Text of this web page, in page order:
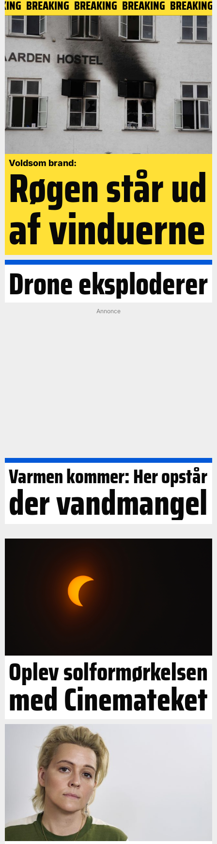
BREAKING BREAKING BREAKING
Voldsom brand:
Røgen står ud
af vinduerne
Drone eksploderer
Annonce
Varmen kommer: Her opstår
der vandmangel
Oplev solformørkelsen
med Cinemateket